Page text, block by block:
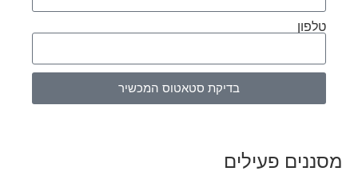
טלפון
בדיקת סטאטוס המכשיר
מסננים פעילים